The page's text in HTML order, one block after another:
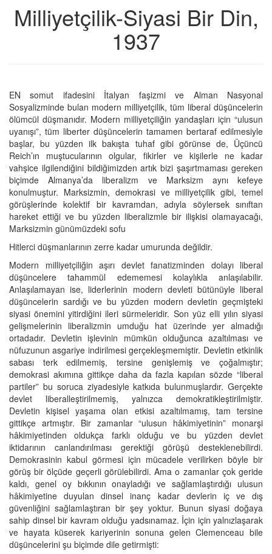
Milliyetçilik-Siyasi Bir Din,
1937
EN somut ifadesini İtalyan faşizmi ve Alman Nasyonal
Sosyalizminde bulan modern milliyetçilik, tüm liberal düşüncelerin
ölümcül düşmanıdır. Modern milliyetçiliğin yandaşları için “ulusun
uyanışı”, tüm liberter düşüncelerin tamamen bertaraf edilmesiyle
başlar, bu yüzden ilk bakışta tuhaf gibi görünse de, Üçüncü
Reich’ın muştucularının olgular, fikirler ve kişilerle ne kadar
vahşice ilgilendiğini bildiğimizden artık bizi şaşırtmaması gereken
biçimde Almanya’da liberalizm ve Marksizm aynı kefeye
konulmuştur. Marksizmin, demokrasi ve milliyetçilik gibi, temel
görüşlerinde kolektif bir kavramdan, adıyla söylersek sınıftan
hareket ettiği ve bu yüzden liberalizmle bir ilişkisi olamayacağı,
Marksizmin günümüzdeki sofu
Hitlerci düşmanlarının zerre kadar umurunda değildir.
Modern milliyetçiliğin aşırı devlet fanatizminden dolayı liberal
düşüncelere tahammül edememesi kolaylıkla anlaşılabilir.
Anlaşılamayan ise, liderlerinin modern devleti bütünüyle liberal
düşüncelerin sardığı ve bu yüzden modern devletin geçmişteki
siyasi önemini yitirdiğini ileri sürmeleridir. Son yüz elli yılın siyasi
gelişmelerinin liberalizmin umduğu hat üzerinde yer almadığı
ortadadır. Devletin işlevinin mümkün olduğunca azaltılması ve
nüfuzunun asgariye indirilmesi gerçekleşmemiştir. Devletin etkinlik
sabası terk edilmemiş, tersine genişlemiş ve çoğalmıştır;
demokrasi akımına gittikçe daha da fazla kapılan sözde “liberal
partiler” bu soruca ziyadesiyle katkıda bulunmuşlardır. Gerçekte
devlet liberalleştirilmemiş, yalnızca demokratikleştirilmiştir.
Devletin kişisel yaşama olan etkisi azaltılmamış, tam tersine
gittikçe artmıştır. Bir zamanlar “ulusun hâkimiyetinin” monarşi
hâkimiyetinden oldukça farklı olduğu ve bu yüzden devlet
iktidarının canlandırılması gerektiği görüşü desteklenebilirdi.
Demokrasinin kabul görmesi için mücadele verilirken böyle bir
görüş bir ölçüde geçerli görülebilirdi. Ama o zamanlar çok geride
kaldı, genel oy bıkkının onayladığı ve sağlamlaştırdığı ulusun
hâkimiyetine duyulan dinsel inanç kadar devlerin iç ve dış
güvenliğini sağlamlaştıran bir şey yoktur. Bunun siyasi doğaya
sahip dinsel bir kavram olduğu yadsınamaz. İçin için yalnızlaşarak
ve hayata küserek kariyerinin sonuna gelen Clemenceau bile
düşüncelerini şu biçimde dile getirmişti: